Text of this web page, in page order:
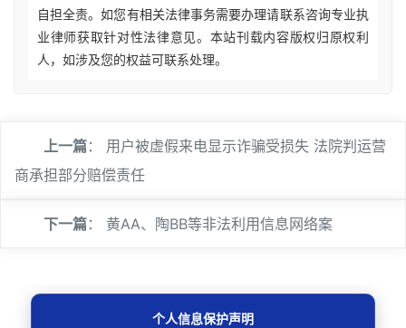
自担全责。如您有相关法律事务需要办理请联系咨询专业执
业律师获取针对性法律意见。本站刊载内容版权归原权利
人，如涉及您的权益可联系处理。
上一篇： 用户被虚假来电显示诈骗受损失 法院判运营
商承担部分赔偿责任
下一篇： 黄AA、陶BB等非法利用信息网络案
个人信息保护声明